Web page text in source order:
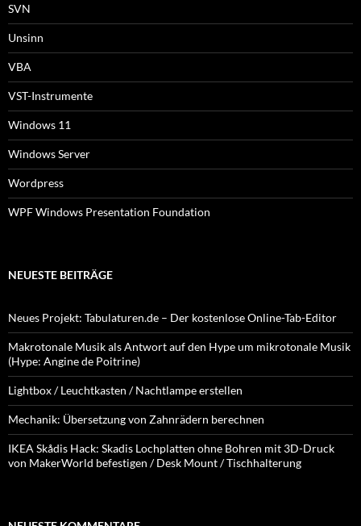
SVN
Unsinn
VBA
VST-Instrumente
Windows 11
Windows Server
Wordpress
WPF Windows Presentation Foundation
NEUESTE BEITRÄGE
Neues Projekt: Tabulaturen.de – Der kostenlose Online-Tab-Editor
Makrotonale Musik als Antwort auf den Hype um mikrotonale Musik
(Hype: Angine de Poitrine)
Lightbox / Leuchtkasten / Nachtlampe erstellen
Mechanik: Übersetzung von Zahnrädern berechnen
IKEA Skådis Hack: Skadis Lochplatten ohne Bohren mit 3D-Druck
von MakerWorld befestigen / Desk Mount / Tischhalterung